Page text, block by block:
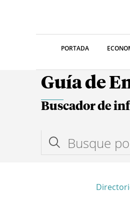
PORTADA
Guía de
Buscador de